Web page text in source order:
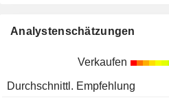
Analystenschätzungen
Verkaufen
Durchschnittl. Empfehlung